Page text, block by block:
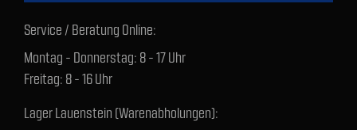
Service / Beratung Online:
Montag - Donnerstag: 8 - 17 Uhr
Freitag: 8 - 16 Uhr
Lager Lauenstein (Warenabholungen):